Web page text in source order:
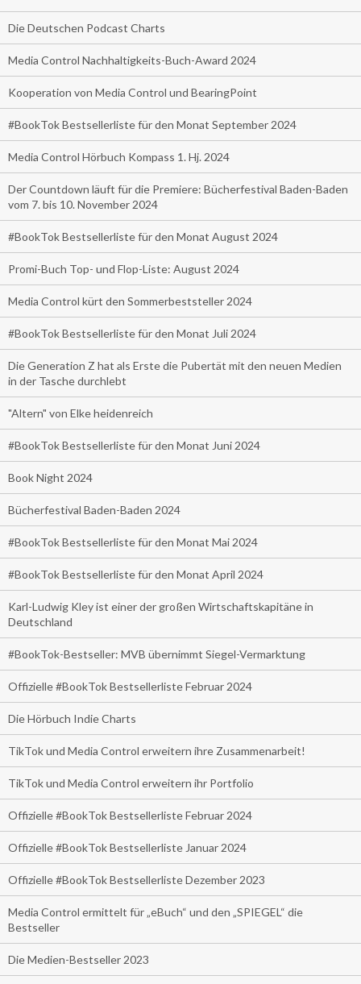
Die Deutschen Podcast Charts
Media Control Nachhaltigkeits-Buch-Award 2024
Kooperation von Media Control und BearingPoint
#BookTok Bestsellerliste für den Monat September 2024
Media Control Hörbuch Kompass 1. Hj. 2024
Der Countdown läuft für die Premiere: Bücherfestival Baden-Baden
vom 7. bis 10. November 2024
#BookTok Bestsellerliste für den Monat August 2024
Promi-Buch Top- und Flop-Liste: August 2024
Media Control kürt den Sommerbeststeller 2024
#BookTok Bestsellerliste für den Monat Juli 2024
Die Generation Z hat als Erste die Pubertät mit den neuen Medien
in der Tasche durchlebt
"Altern" von Elke heidenreich
#BookTok Bestsellerliste für den Monat Juni 2024
Book Night 2024
Bücherfestival Baden-Baden 2024
#BookTok Bestsellerliste für den Monat Mai 2024
#BookTok Bestsellerliste für den Monat April 2024
Karl-Ludwig Kley ist einer der großen Wirtschaftskapitäne in
Deutschland
#BookTok-Bestseller: MVB übernimmt Siegel-Vermarktung
Offizielle #BookTok Bestsellerliste Februar 2024
Die Hörbuch Indie Charts
TikTok und Media Control erweitern ihre Zusammenarbeit!
TikTok und Media Control erweitern ihr Portfolio
Offizielle #BookTok Bestsellerliste Februar 2024
Offizielle #BookTok Bestsellerliste Januar 2024
Offizielle #BookTok Bestsellerliste Dezember 2023
Media Control ermittelt für „eBuch“ und den „SPIEGEL“ die
Bestseller
Die Medien-Bestseller 2023